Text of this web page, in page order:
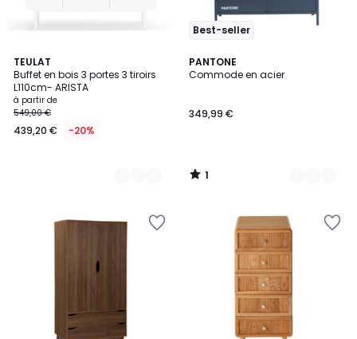
TEULAT
Buffet en bois 3 portes 3 tiroirs
L110cm- ARISTA
à partir de
549,00 €
439,20 € -20%
4
Couleurs
Best-seller
PANTONE
Commode en acier
349,99 €
1
/
7
Couleurs
1
/